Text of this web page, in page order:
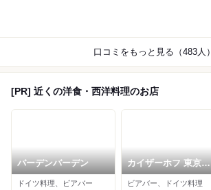
口コミをもっと見る（483人）
[PR] 近くの洋食・西洋料理のお店
バーデンバーデン
ドイツ料理、ビアバー
カイザーホフ 東京国
際フォーラム前店
ビアバー、ドイツ料理